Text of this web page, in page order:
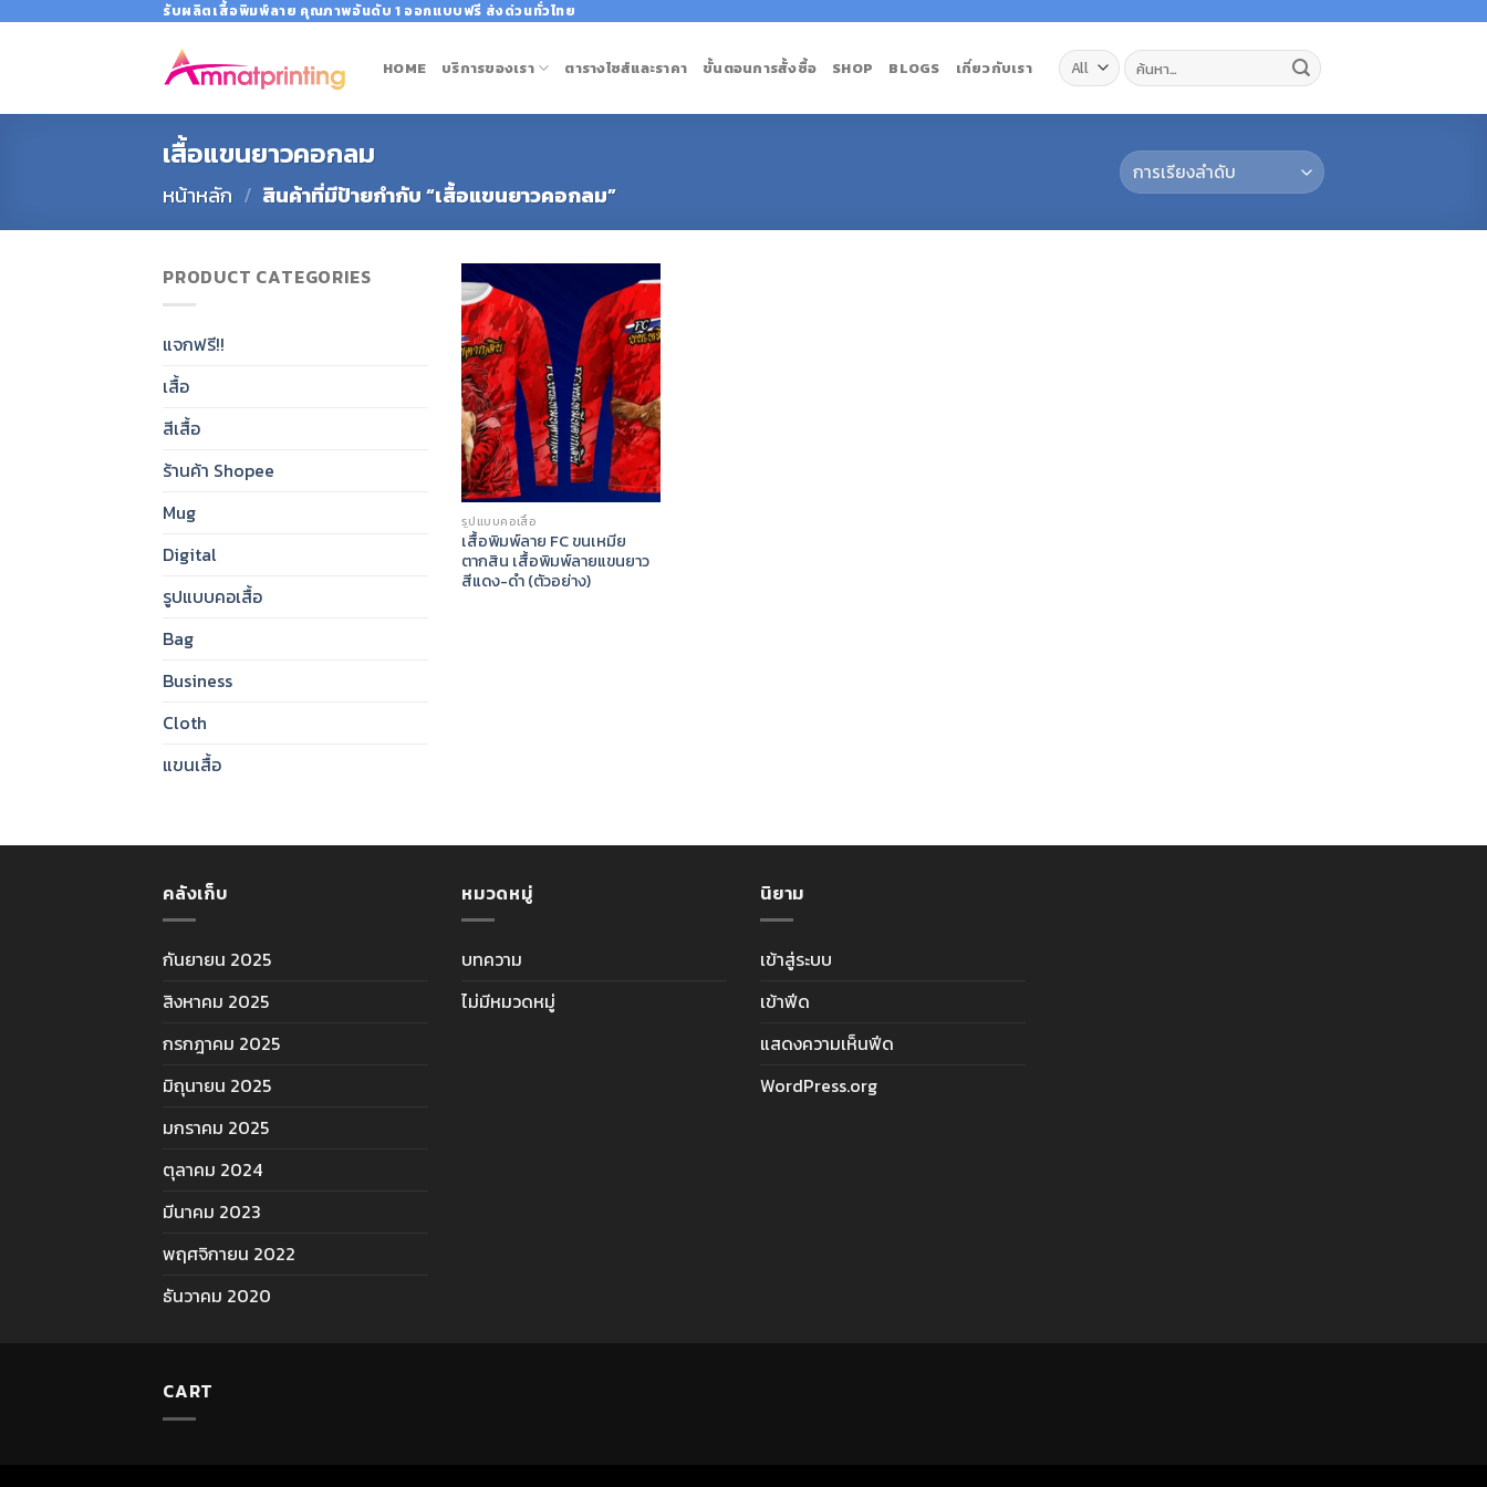
รับผลิตเสื้อพิมพ์ลาย คุณภาพอันดับ 1 ออกแบบฟรี ส่งด่วนทั่วไทย
HOME บริการของเรา ตารางไซส์และราคา ขั้นตอนการสั้งซื้อ SHOP BLOGS เกี่ยวกับเรา ค้นหา:
เสื้อแขนยาวคอกลม
หน้าหลัก / สินค้าที่มีป้ายกำกับ “เสื้อแขนยาวคอกลม”
PRODUCT CATEGORIES
แจกฟรี!!
เสื้อ
สีเสื้อ
ร้านค้า Shopee
Mug
Digital
รูปแบบคอเสื้อ
Bag
Business
Cloth
แขนเสื้อ
รูปแบบคอเสื้อ
เสื้อพิมพ์ลาย FC ขนเหมีย
ตากสิน เสื้อพิมพ์ลายแขนยาว
สีแดง-ดำ (ตัวอย่าง)
คลังเก็บ
กันยายน 2025
สิงหาคม 2025
กรกฎาคม 2025
มิถุนายน 2025
มกราคม 2025
ตุลาคม 2024
มีนาคม 2023
พฤศจิกายน 2022
ธันวาคม 2020
หมวดหมู่
บทความ
ไม่มีหมวดหมู่
นิยาม
เข้าสู่ระบบ
เข้าฟีด
แสดงความเห็นฟีด
WordPress.org
CART